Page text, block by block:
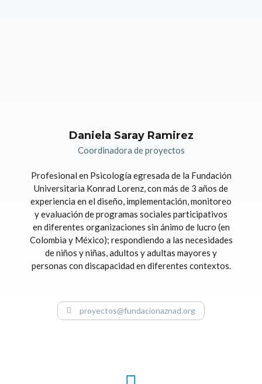
Daniela Saray Ramirez
Coordinadora de proyectos
Profesional en Psicología egresada de la Fundación
Universitaria Konrad Lorenz, con más de 3 años de
experiencia en el diseño, implementación, monitoreo
y evaluación de programas sociales participativos
en diferentes organizaciones sin ánimo de lucro (en
Colombia y México); respondiendo a las necesidades
de niños y niñas, adultos y adultas mayores y
personas con discapacidad en diferentes contextos.
proyectos@fundacionaznad.org